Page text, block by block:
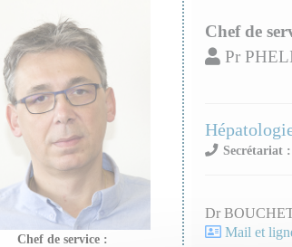
Chef de service :
Chef de
Pr
Secrétariat :
Dr
Mail et